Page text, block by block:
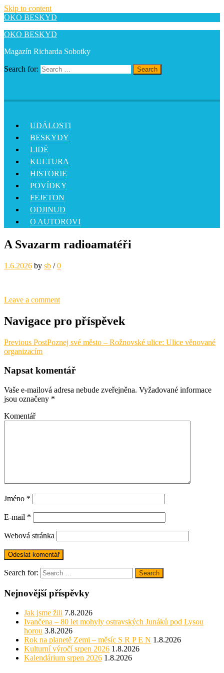
Skip to content
OKO BESKYD
OKO BESKYD
Magazín Richarda Sobotky
Search for: Search
UDÁLOSTI
BESKYDY
LIDÉ
KULTURA
HISTORIE
POVÍDKY
FEJETON
ODJINUD
O AUTOROVI
A Svazarm radioamatéři
1.6.2026 by sb / 0
Leave a comment
Navigace pro příspěvek
Previous PostPoznej své město – Rožnovské ulice: Ulice věnované
organizacím
Napsat komentář
Vaše e-mailová adresa nebude zveřejněna. Vyžadované informace
jsou označeny *
Komentář
Jméno *
E-mail *
Webová stránka
Search for: Search
Nejnovější příspěvky
Jak jsme žili 7.8.2026
Ivančena – 80 let mohyly ostravských Junáků pod Lysou
horou 3.8.2026
Rok na planetě Zemi – měsíc S R P E N 1.8.2026
Kulturní výročí srpen 2026 1.8.2026
Kalendárium srpen 2026 1.8.2026